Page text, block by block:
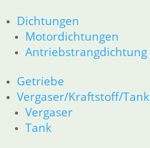
Dichtungen
Motordichtungen
Antriebstrangdichtung
Getriebe
Vergaser/Kraftstoff/Tank
Vergaser
Tank